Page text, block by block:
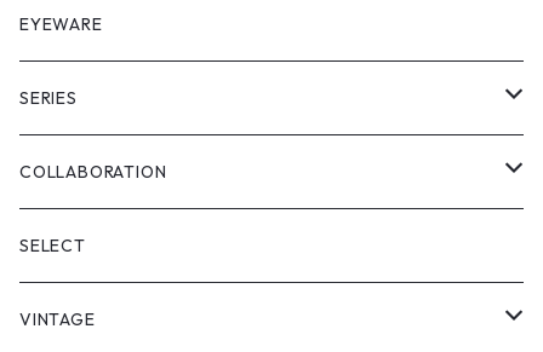
COAT
PULL OVER
SHORT LENGS
FULL LENGS
SKIRT
EYEWARE
SERIES
"matoi"
"enkan"
"tsunagi"
"asobi"
COLLABORATION
RADIO EVA
1+O
SELECT
VINTAGE